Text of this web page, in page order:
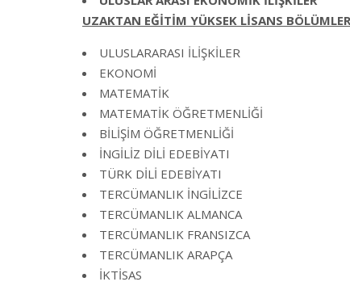
UZAKTAN EĞİTİM YÜKSEK LİSANS
ULUSLARARASI İLİŞKİLER
EKONOMİ
MATEMATİK
MATEMATİK ÖĞRETMENLİĞİ
BİLİŞİM ÖĞRETMENLİĞİ
İNGİLİZ DİLİ EDEBİYATI
TÜRK DİLİ EDEBİYATI
TERCÜMANLIK İNGİLİZCE
TERCÜMANLIK ALMANCA
TERCÜMANLIK FRANSIZCA
TERCÜMANLIK ARAPÇA
İKTİSAS